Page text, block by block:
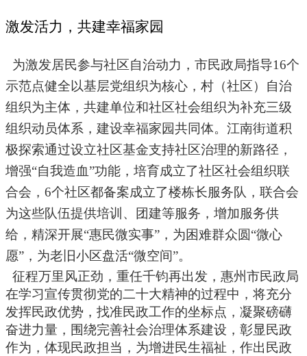
激发活力，共建幸福家园
为激发居民参与社区自治动力，市民政局指导16个
示范点健全以基层党组织为核心，村（社区）自治
组织为主体，共建单位和社区社会组织为补充三级
组织动员体系，建设幸福家园共同体。江南街道积
极探索通过设立社区基金支持社区治理的新路径，
增强“自我造血”功能，培育成立了社区社会组织联
合会，6个社区都备案成立了楼栋长服务队，联合会
为这些队伍提供培训、团建等服务，增加服务供
给，精深开展“惠民微实事”，为困难群众圆“微心
愿”，为老旧小区盘活“微空间”。
征程万里风正劲，重任千钧再出发，惠州市民政局
在学习宣传贯彻党的二十大精神的过程中， 将充分
发挥民政优势，找准民政工作的坐标点，凝聚磅礴
奋进力量，围绕完善社会治理体系建设，彰显民政
作为，体现民政担当，为增进民生福祉，作出民政